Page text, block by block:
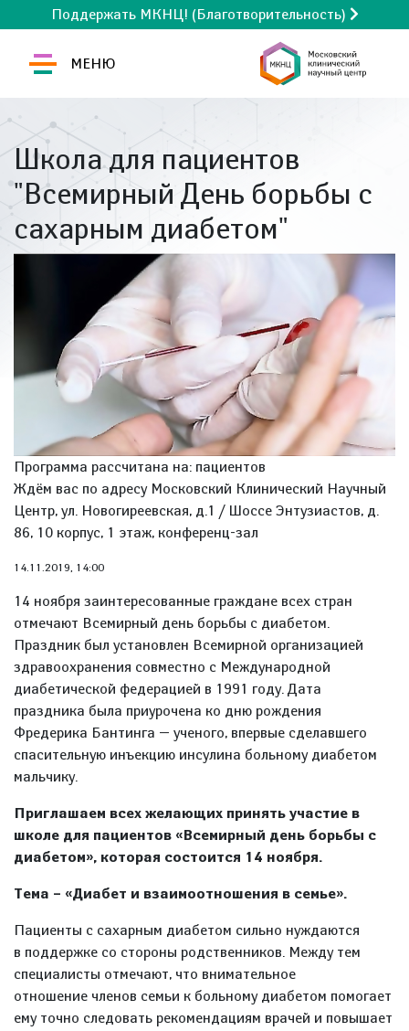
Поддержать МКНЦ! (Благотворительность)
МЕНЮ
Школа для пациентов
"Всемирный День борьбы с
сахарным диабетом"
Программа рассчитана на: пациентов
Ждём вас по адресу Московский Клинический Научный
Центр, ул. Новогиреевская, д.1 / Шоссе Энтузиастов, д.
86, 10 корпус, 1 этаж, конференц-зал
14.11.2019, 14:00
14 ноября заинтересованные граждане всех стран
отмечают Всемирный день борьбы с диабетом.
Праздник был установлен Всемирной организацией
здравоохранения совместно с Международной
диабетической федерацией в 1991 году. Дата
праздника была приурочена ко дню рождения
Фредерика Бантинга — ученого, впервые сделавшего
спасительную инъекцию инсулина больному диабетом
мальчику.
Приглашаем всех желающих принять участие в
школе для пациентов «Всемирный день борьбы с
диабетом», которая состоится 14 ноября.
Тема – «Диабет и взаимоотношения в семье».
Пациенты с сахарным диабетом сильно нуждаются
в поддержке со стороны родственников. Между тем
специалисты отмечают, что внимательное
отношение членов семьи к больному диабетом помогает
ему точно следовать рекомендациям врачей и повышает